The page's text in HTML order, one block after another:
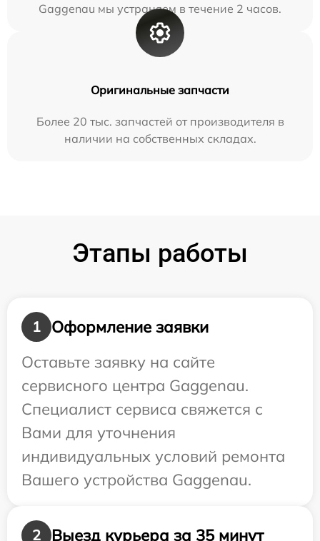
Gaggenau мы устраняем в течение 2 часов.
Оригинальные запчасти
Более 20 тыс. запчастей от производителя в
наличии на собственных складах.
Этапы работы
1
Оформление заявки
Оставьте заявку на сайте
сервисного центра Gaggenau.
Специалист сервиса свяжется с
Вами для уточнения
индивидуальных условий ремонта
Вашего устройства Gaggenau.
2 Выезд курьера за 35 минут